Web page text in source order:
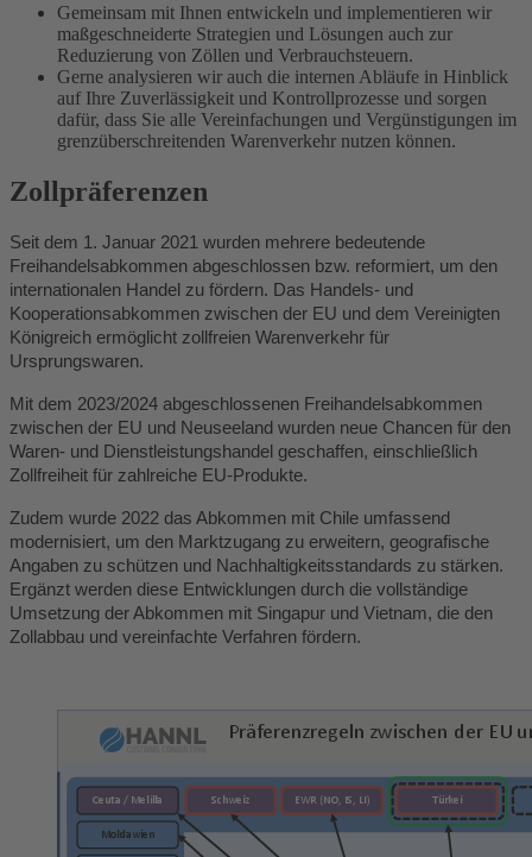
Gemeinsam mit Ihnen entwickeln und implementieren wir
maßgeschneiderte Strategien und Lösungen auch zur
Reduzierung von Zöllen und Verbrauchsteuern.
Gerne analysieren wir auch die internen Abläufe in Hinblick
auf Ihre Zuverlässigkeit und Kontrollprozesse und sorgen
dafür, dass Sie alle Vereinfachungen und Vergünstigungen im
grenzüberschreitenden Warenverkehr nutzen können.
Zollpräferenzen
Seit dem 1. Januar 2021 wurden mehrere bedeutende
Freihandelsabkommen abgeschlossen bzw. reformiert, um den
internationalen Handel zu fördern. Das Handels- und
Kooperationsabkommen zwischen der EU und dem Vereinigten
Königreich ermöglicht zollfreien Warenverkehr für
Ursprungswaren.
Mit dem 2023/2024 abgeschlossenen Freihandelsabkommen
zwischen der EU und Neuseeland wurden neue Chancen für den
Waren- und Dienstleistungshandel geschaffen, einschließlich
Zollfreiheit für zahlreiche EU-Produkte.
Zudem wurde 2022 das Abkommen mit Chile umfassend
modernisiert, um den Marktzugang zu erweitern, geografische
Angaben zu schützen und Nachhaltigkeitsstandards zu stärken.
Ergänzt werden diese Entwicklungen durch die vollständige
Umsetzung der Abkommen mit Singapur und Vietnam, die den
Zollabbau und vereinfachte Verfahren fördern.